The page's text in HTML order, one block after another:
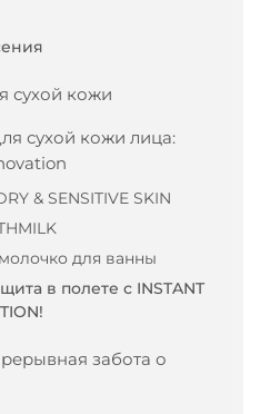
сухой кожи
сухой кожи лица:
& SENSITIVE SKIN
для ванны
в полете с INSTANT
забота о